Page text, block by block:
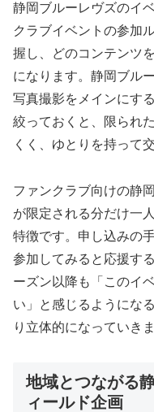
静岡ブルーレヴズのイ
クラブイベントの参加
握し、どのコンテンツ
になります。静岡ブル
写真撮影をメインにす
絞っておくと、限られ
くく、ゆとりを持って
ファンクラブ向けの静
が限定される分だけ一
特徴です。申し込みの
参加してみると応援す
ーズン以降も「このイ
い」と感じるようにな
り立体的になっていきま
地域とつながる
ィールド企画